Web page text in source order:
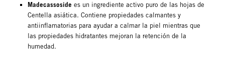
Madecassoside es un ingrediente activo puro de las hojas de
Centella asiática. Contiene propiedades calmantes y
antiinflamatorias para ayudar a calmar la piel mientras que
las propiedades hidratantes mejoran la retención de la
humedad.